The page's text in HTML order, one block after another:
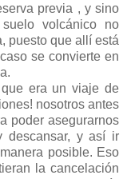
previa , y sino
volcánico no
puesto que allí está
se convierte en
era un viaje de
nosotros antes
poder asegurarnos
descansar, y así ir
posible. Eso
la cancelación